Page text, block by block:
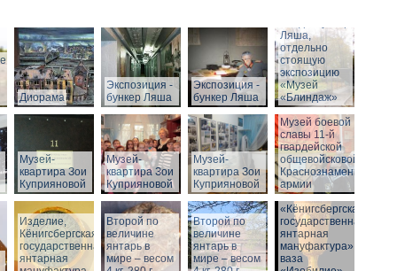
Диорама
Экспозиция -
бункер Ляша
Экспозиция -
бункер Ляша
Ляша,
отдельно
стоящую
экспозицию
«Музей
«Блиндаж»
Музей-
квартира Зои
Куприяновой
Музей-
квартира Зои
Куприяновой
Музей-
квартира Зои
Куприяновой
Музей боевой
славы 11-й
гвардейской
общевойсковой
Краснознаменной
армии
Изделие,
Кёнигсбергская
государственная
янтарная
Второй по
величине
янтарь в
мире – весом
Второй по
величине
янтарь в
мире – весом
«Кёнигсбергская
государственная
янтарная
мануфактура» -
ваза
Историческое
здание музея
-
Штадтхалле.